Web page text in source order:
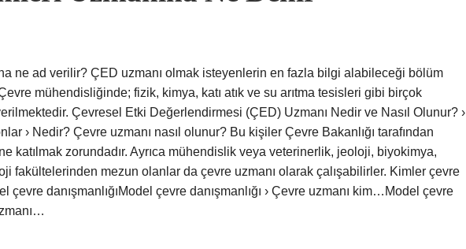
ne ad verilir? ÇED uzmanı olmak isteyenlerin en fazla bilgi alabileceği bölüm
mühendisliğinde; fizik, kimya, katı atık ve su arıtma tesisleri gibi birçok
Çevresel Etki Değerlendirmesi (ÇED) Uzmanı Nedir ve Nasıl Olunur? ›
› Nedir? Çevre uzmanı nasıl olunur? Bu kişiler Çevre Bakanlığı tarafından
katılmak zorundadır. Ayrıca mühendislik veya veterinerlik, jeoloji, biyokimya,
fakültelerinden mezun olanlar da çevre uzmanı olarak çalışabilirler. Kimler çevre
çevre danışmanlığıModel çevre danışmanlığı › Çevre uzmanı kim…Model çevre